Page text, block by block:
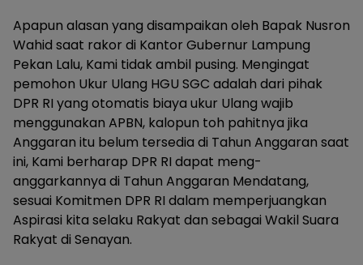
Apapun alasan yang disampaikan oleh Bapak Nusron
Wahid saat rakor di Kantor Gubernur Lampung
Pekan Lalu, Kami tidak ambil pusing. Mengingat
pemohon Ukur Ulang HGU SGC adalah dari pihak
DPR RI yang otomatis biaya ukur Ulang wajib
menggunakan APBN, kalopun toh pahitnya jika
Anggaran itu belum tersedia di Tahun Anggaran saat
ini, Kami berharap DPR RI dapat meng-
anggarkannya di Tahun Anggaran Mendatang,
sesuai Komitmen DPR RI dalam memperjuangkan
Aspirasi kita selaku Rakyat dan sebagai Wakil Suara
Rakyat di Senayan.